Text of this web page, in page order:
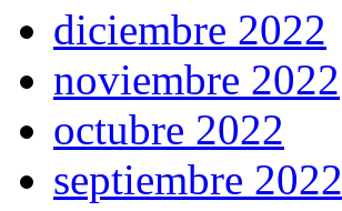
diciembre 2022
noviembre 2022
octubre 2022
septiembre 2022